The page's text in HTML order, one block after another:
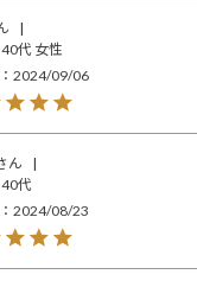
40代 女性
2024/09/06
40代
2024/08/23